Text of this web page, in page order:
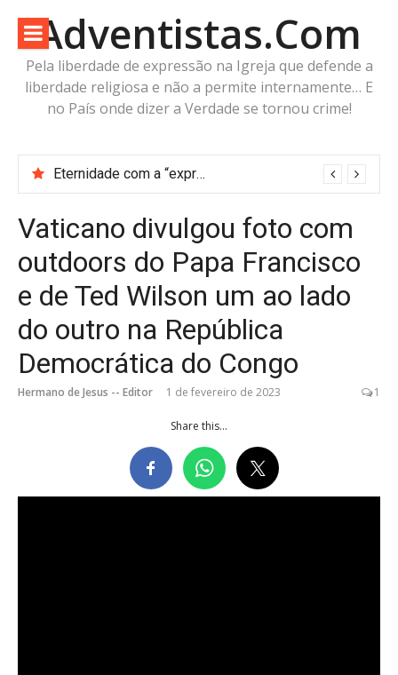
para
conteúdo
Adventistas.Com
Pela liberdade de expressão na Igreja que defende a
liberdade religiosa e não a permite internamente… E
no País onde dizer a Verdade se tornou crime!
Eternidade com a “expressa imagem do Pai” ou futuro incerto com a “imagem da Besta”?
Vaticano divulgou foto com
outdoors do Papa Francisco
e de Ted Wilson um ao lado
do outro na República
Democrática do Congo
Hermano de Jesus -- Editor 1 de fevereiro de 2023 1
Share this...